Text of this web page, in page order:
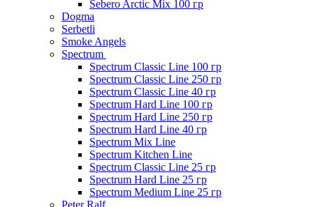
Sebero Arctic Mix 100 гр
Dogma
Serbetli
Smoke Angels
Spectrum
Spectrum Classic Line 100 гр
Spectrum Classic Line 250 гр
Spectrum Classic Line 40 гр
Spectrum Hard Line 100 гр
Spectrum Hard Line 250 гр
Spectrum Hard Line 40 гр
Spectrum Mix Line
Spectrum Kitchen Line
Spectrum Classic Line 25 гр
Spectrum Hard Line 25 гр
Spectrum Medium Line 25 гр
Peter Ralf